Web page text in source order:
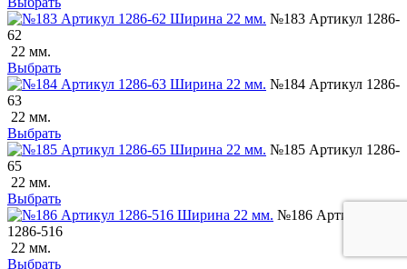
№183 Артикул 1286-
62
22 мм.
Выбрать
№184 Артикул 1286-
63
22 мм.
Выбрать
№185 Артикул 1286-
65
22 мм.
Выбрать
№186 Артикул
1286-516
22 мм.
Выбрать